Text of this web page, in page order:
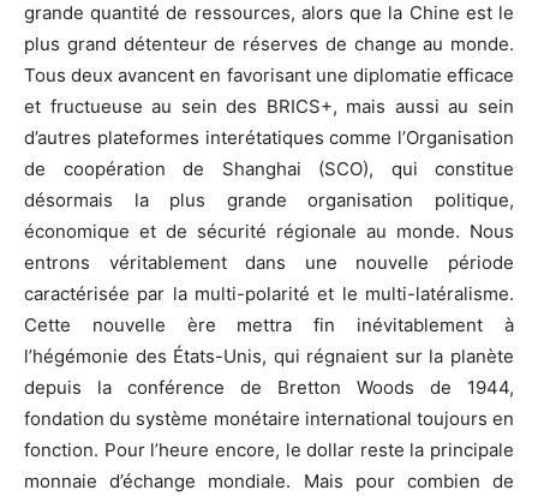
grande quantité de ressources, alors que la Chine est le
plus grand détenteur de réserves de change au monde.
Tous deux avancent en favorisant une diplomatie efficace
et fructueuse au sein des BRICS+, mais aussi au sein
d’autres plateformes interétatiques comme l’Organisation
de coopération de Shanghai (SCO), qui constitue
désormais la plus grande organisation politique,
économique et de sécurité régionale au monde. Nous
entrons véritablement dans une nouvelle période
caractérisée par la multi-polarité et le multi-latéralisme.
Cette nouvelle ère mettra fin inévitablement à
l’hégémonie des États-Unis, qui régnaient sur la planète
depuis la conférence de Bretton Woods de 1944,
fondation du système monétaire international toujours en
fonction. Pour l’heure encore, le dollar reste la principale
monnaie d’échange mondiale. Mais pour combien de